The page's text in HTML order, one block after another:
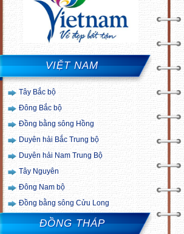
VIỆT NAM
Tây Bắc bộ
Đông Bắc bộ
Đồng bằng sông Hồng
Duyên hải Bắc Trung bộ
Duyên hải Nam Trung Bộ
Tây Nguyên
Đông Nam bộ
Đồng bằng sông Cửu Long
ĐỒNG THÁP